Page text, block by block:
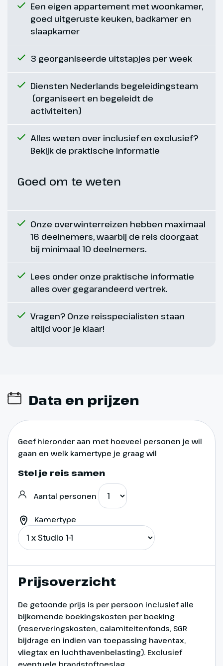
Een eigen appartement met woonkamer,
goed uitgeruste keuken, badkamer en
slaapkamer
3 georganiseerde uitstapjes per week
Diensten Nederlands begeleidingsteam
(organiseert en begeleidt de
activiteiten)
Alles weten over inclusief en exclusief?
Bekijk de praktische informatie
Goed om te weten
Onze overwinterreizen hebben maximaal
16 deelnemers, waarbij de reis doorgaat
bij minimaal 10 deelnemers.
Lees onder onze praktische informatie
alles over gegarandeerd vertrek.
Vragen? Onze reisspecialisten staan
altijd voor je klaar!
Data en prijzen
Geef hieronder aan met hoeveel personen je wil
gaan en welk kamertype je graag wil
Stel je reis samen
Aantal personen
Kamertype
Prijsoverzicht
De getoonde prijs is per persoon inclusief alle
bijkomende boekingskosten per boeking
(reserveringskosten, calamiteitenfonds, SGR
bijdrage en indien van toepassing haventax,
vliegtax en luchthavenbelasting). Exclusief